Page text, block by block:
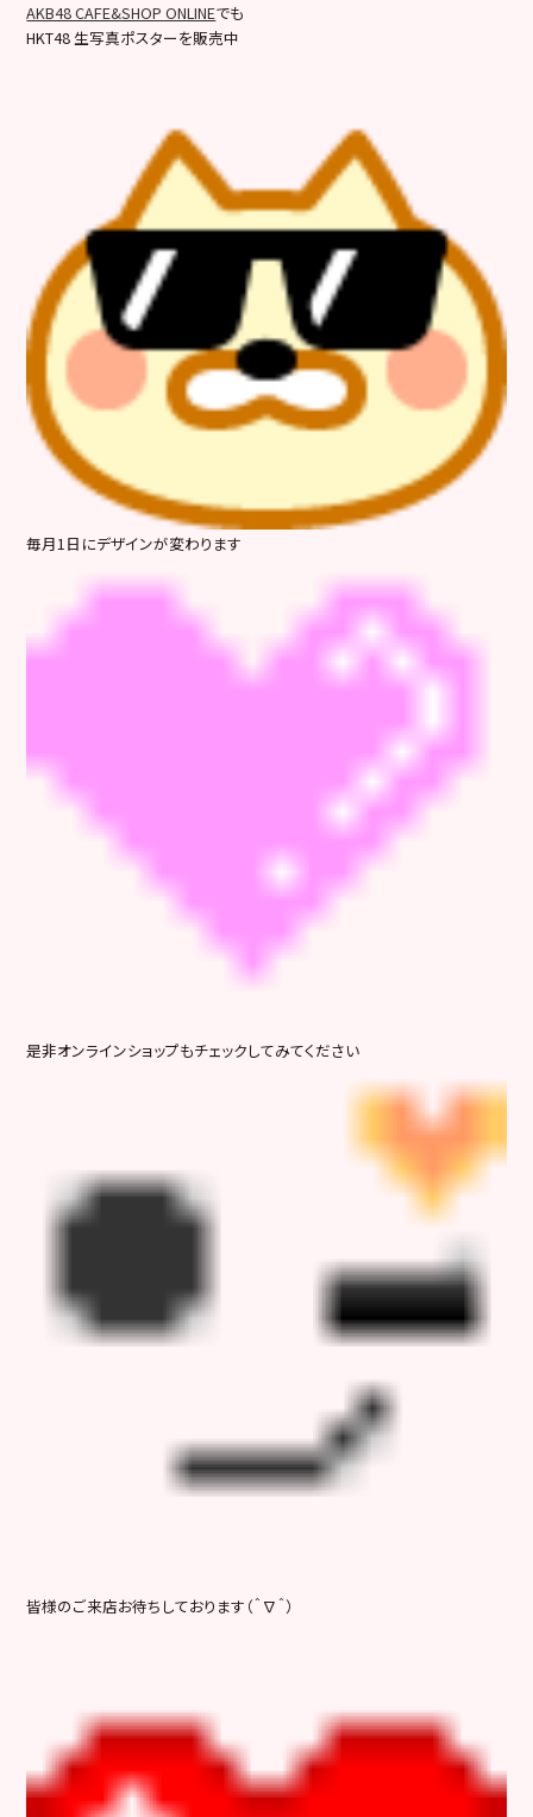
AKB48 CAFE&SHOP ONLINEでも
HKT48 生写真ポスターを販売中
毎月1日にデザインが変わります
是非オンラインショップもチェックしてみてください
皆様のご来店お待ちしております（＾∇＾）